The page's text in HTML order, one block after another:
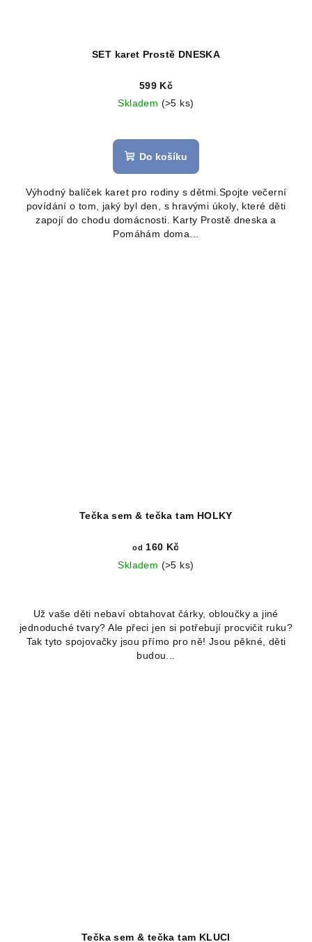
SET karet Prostě DNESKA
599 Kč
Skladem (>5 ks)
Do košíku
Výhodný balíček karet pro rodiny s dětmi.Spojte večerní
povídání o tom, jaký byl den, s hravými úkoly, které děti
zapojí do chodu domácnosti. Karty Prostě dneska a
Pomáhám doma...
Tečka sem & tečka tam HOLKY
od 160 Kč
Skladem (>5 ks)
produktu
je
5,0
z
Už vaše děti nebaví obtahovat čárky, obloučky a jiné
jednoduché tvary? Ale přeci jen si potřebují procvičit ruku?
Tak tyto spojovačky jsou přímo pro ně! Jsou pěkné, děti
budou...
Tečka sem & tečka tam KLUCI